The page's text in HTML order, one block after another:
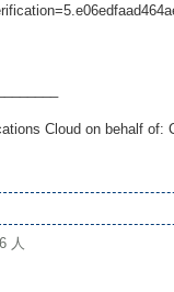
Cloud on behalf of:
人